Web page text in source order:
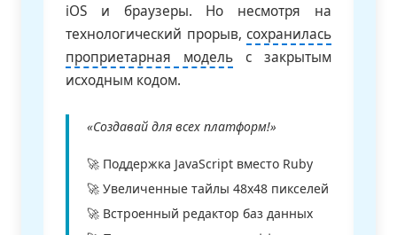
iOS и браузеры. Но несмотря на
технологический прорыв, сохранилась
проприетарная модель с закрытым
исходным кодом.
«Создавай для всех платформ!»
🚀 Поддержка JavaScript вместо Ruby
🚀 Увеличенные тайлы 48x48 пикселей
🚀 Встроенный редактор баз данных